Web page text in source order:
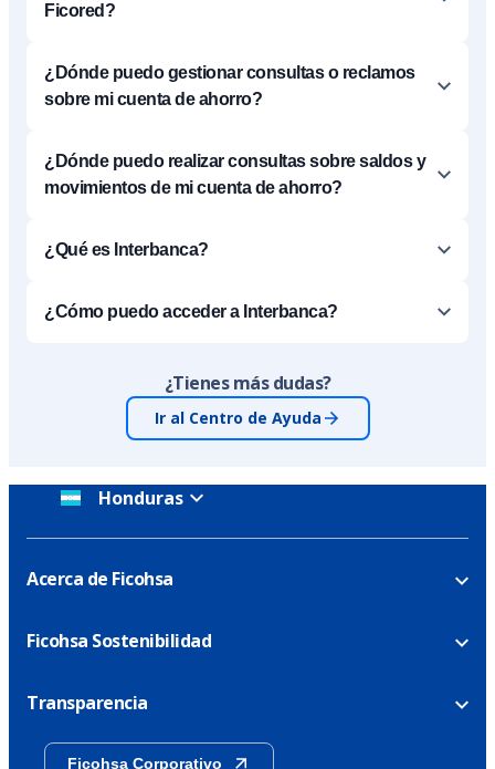
Ficored?
¿Dónde puedo gestionar consultas o reclamos
sobre mi cuenta de ahorro?
¿Dónde puedo realizar consultas sobre saldos y
movimientos de mi cuenta de ahorro?
¿Qué es Interbanca?
¿Cómo puedo acceder a Interbanca?
¿Tienes más dudas?
Ir al Centro de Ayuda
Honduras
Acerca de Ficohsa
Ficohsa Sostenibilidad
Transparencia
Ficohsa Corporativo